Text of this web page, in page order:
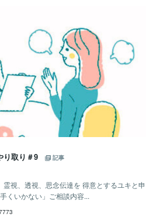
り取り＃9
記事
霊視、透視、思念伝達を 得意とするユキと申
くいかない」ご相談内容...